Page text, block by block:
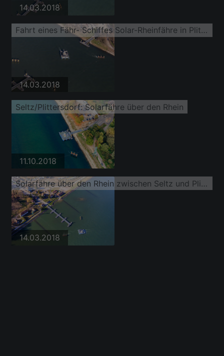
14.03.2018
Fahrt eines Fähr- Schiffes Solar-Rheinfähre in Plittersdorf
14.03.2018
Seltz/Plittersdorf: Solarfähre über den Rhein
11.10.2018
Solarfähre über den Rhein zwischen Seltz und Plittersdorf
14.03.2018